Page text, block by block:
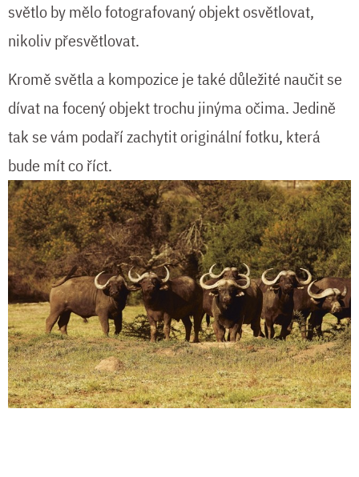
světlo by mělo fotografovaný objekt osvětlovat,
nikoliv přesvětlovat.
Kromě světla a kompozice je také důležité naučit se
dívat na focený objekt trochu jinýma očima. Jedině
tak se vám podaří zachytit originální fotku, která
bude mít co říct.